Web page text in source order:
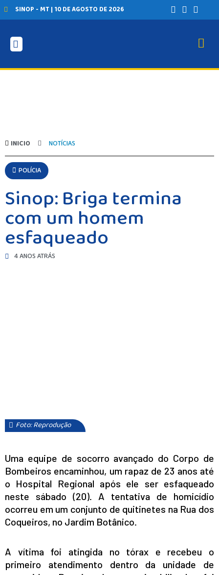
SINOP - MT | 10 DE AGOSTO DE 2026
INICIO NOTÍCIAS
POLÍCIA
Sinop: Briga termina
com um homem
esfaqueado
4 ANOS ATRÁS
Foto: Reprodução
Uma equipe de socorro avançado do Corpo de
Bombeiros encaminhou, um rapaz de 23 anos até
o Hospital Regional após ele ser esfaqueado
neste sábado (20). A tentativa de homicídio
ocorreu em um conjunto de quitinetes na Rua dos
Coqueiros, no Jardim Botânico.
A vítima foi atingida no tórax e recebeu o
primeiro atendimento dentro da unidade de
POLÍCIA
POLÍTICA
VARIEDADES